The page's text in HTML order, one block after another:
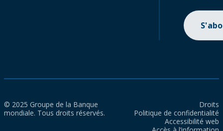
© 2025 Groupe de la Banque
mondiale. Tous droits réservés.
Droits
Politique de confidentialité
Accessibilité web